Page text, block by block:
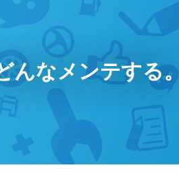
んなメンテする。